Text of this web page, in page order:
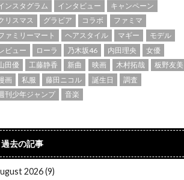
ンスタグラム
インタビュー
キャンペーン
リスマス
グラビア コラボ
ファミマ
ァミリーマート
ヘアスタイル マギー
モデル
ビュー
ローラ 乃木坂46 内田理央
女優
田優
工藤静香 新曲 映画 木村拓哉
板野友美
画
私服 藤田ニコル 誕生日
調査
刊少年ジャンプ
音楽
過去の記事
2026 (9)